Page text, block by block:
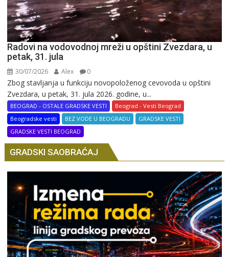
Radovi na vodovodnoj mreži u opštini Zvezdara, u
petak, 31. jula
30/07/2026 Alex 0
Zbog stavljanja u funkciju novopoloženog cevovoda u opštini
Zvezdara, u petak, 31. jula 2026. godine, u...
BEOGRAD - OSTALE GRADSKE VESTI
Beograd - Vesti Beograd
Beogradske vesti
BEZ VODE U BEOGRADU
GRADSKE VESTI
GRADSKE VESTI BEOGRAD
GRADSKI SAOBRAĆAJ